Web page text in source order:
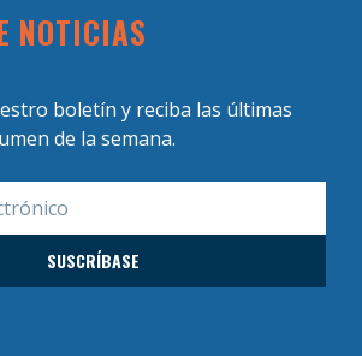
NOTICIAS
boletín y reciba las últimas
de la semana.